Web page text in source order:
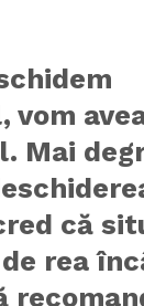
vom
Mai
că
rea